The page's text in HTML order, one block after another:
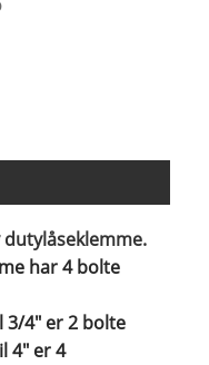
låseklemme.
har 4 bolte
3/4" er 2 bolte
4" er 4